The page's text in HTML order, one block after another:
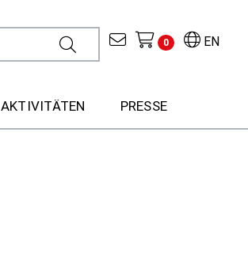
EN
0
AKTIVITÄTEN PRESSE